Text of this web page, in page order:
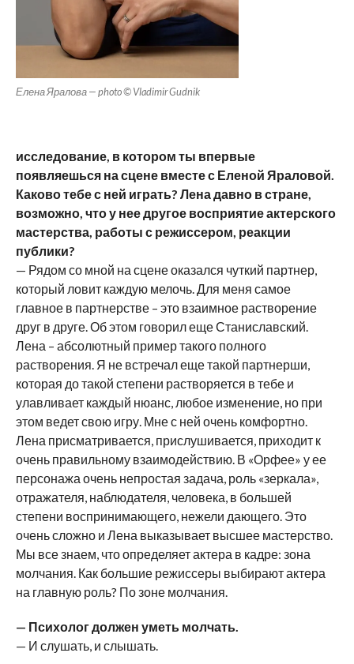
Елена Яралова — photo © Vladimir Gudnik
исследование, в котором ты впервые
появляешься на сцене вместе с Еленой Яраловой.
Каково тебе с ней играть? Лена давно в стране,
возможно, что у нее другое восприятие актерского
мастерства, работы с режиссером, реакции
публики?
— Рядом со мной на сцене оказался чуткий партнер,
который ловит каждую мелочь. Для меня самое
главное в партнерстве – это взаимное растворение
друг в друге. Об этом говорил еще Станиславский.
Лена – абсолютный пример такого полного
растворения. Я не встречал еще такой партнерши,
которая до такой степени растворяется в тебе и
улавливает каждый нюанс, любое изменение, но при
этом ведет свою игру. Мне с ней очень комфортно.
Лена присматривается, прислушивается, приходит к
очень правильному взаимодействию. В «Орфее» у ее
персонажа очень непростая задача, роль «зеркала»,
отражателя, наблюдателя, человека, в большей
степени воспринимающего, нежели дающего. Это
очень сложно и Лена выказывает высшее мастерство.
Мы все знаем, что определяет актера в кадре: зона
молчания. Как большие режиссеры выбирают актера
на главную роль? По зоне молчания.
— Психолог должен уметь молчать.
— И слушать, и слышать.